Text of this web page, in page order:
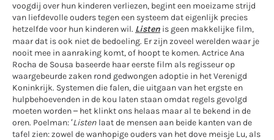
voogdij over hun kinderen verliezen, begint een moeizame strijd
van liefdevolle ouders tegen een systeem dat eigenlijk precies
hetzelfde voor hun kinderen wil. Listen is geen makkelijke film,
maar dat is ook niet de bedoeling. Er zijn zoveel werelden waar je
nooit mee in aanraking komt, of hoopt te komen. Actrice Ana
Rocha de Sousa baseerde haar eerste film als regisseur op
waargebeurde zaken rond gedwongen adoptie in het Verenigd
Koninkrijk. Systemen die falen, die uitgaan van het ergste en
hulpbehoevenden in de kou laten staan omdat regels gevolgd
moeten worden – het klinkt ons helaas maar al te bekend in de
oren. Poelman: ‘Listen laat de mensen aan beide kanten van de
tafel zien: zowel de wanhopige ouders van het dove meisje Lu, als